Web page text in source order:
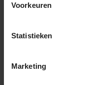
Voorkeuren
Statistieken
Marketing
205/60R16 96H EXTRALOAD